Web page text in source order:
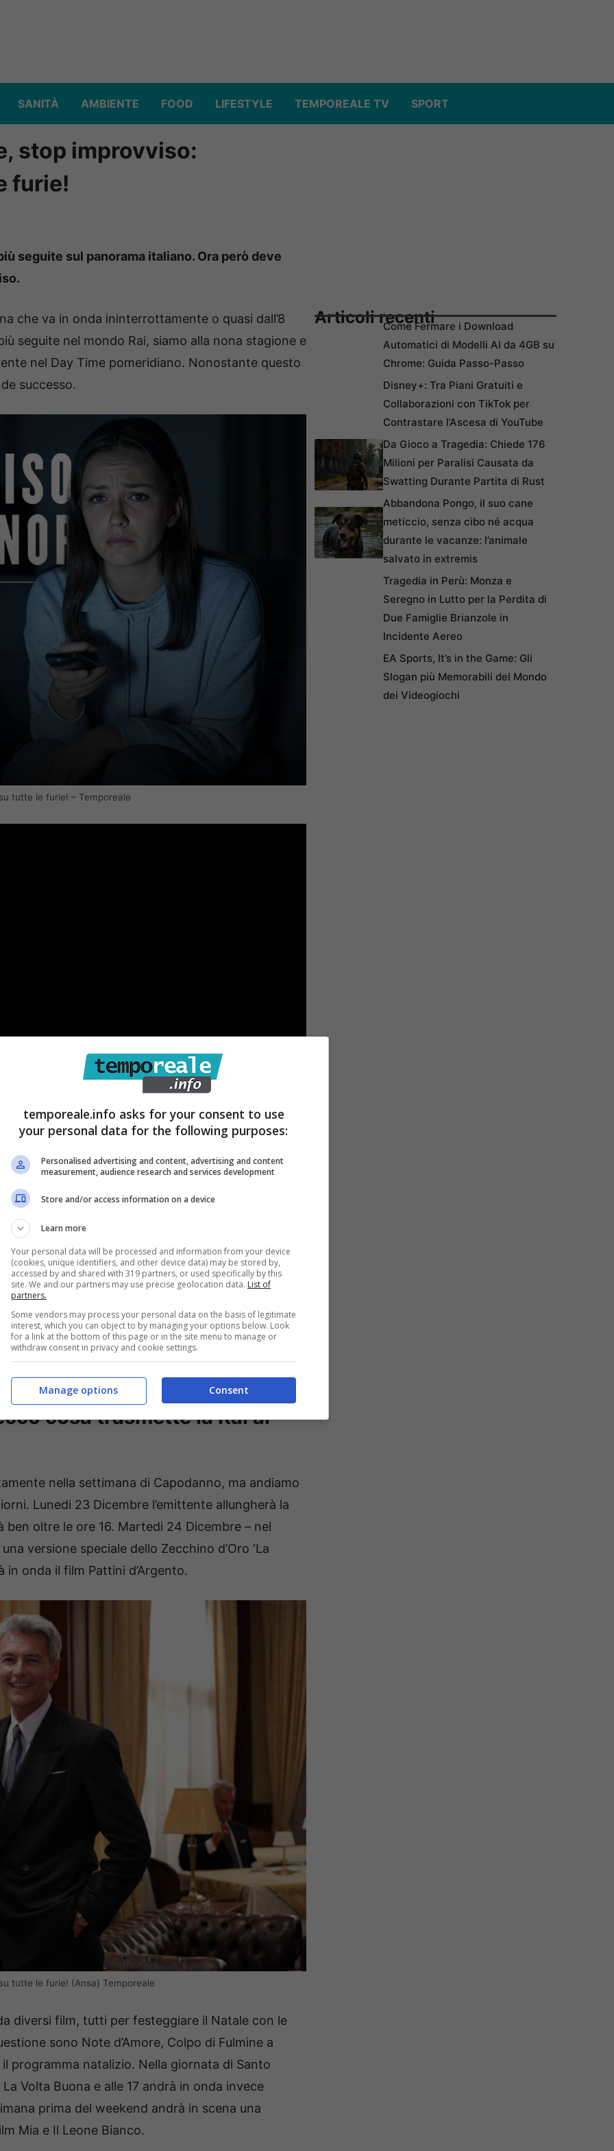
SANITÀ AMBIENTE FOOD LIFESTYLE TEMPOREALE TV SPORT
stop improvviso:
furie!
seguite sul panorama italiano. Ora però deve
che va in onda ininterrottamente o quasi dall’8
seguite nel mondo Rai, siamo alla nona stagione e
nel Day Time pomeridiano. Nonostante questo
successo.
tutte le furie! – Temporeale
serie devono fare i conti con una pesante batosta
Avete capito bene, si ferma ma il motivo
va avanti e funziona alla grande ma
La Rai ha deciso di mandare in onda in questo
natalizio.
palinsesto Endless Love e Beautiful (magari
dice stop alla sua serie di punta nel Prime
puntualmente ogni giorno alle ore 16 –si
27 Dicembre. Andiamo a vedere cosa
di questi giorni.
cosa trasmette la Rai al
nella settimana di Capodanno, ma andiamo
Lunedi 23 Dicembre l’emittente allungherà la
oltre le ore 16. Martedi 24 Dicembre – nel
versione speciale dello Zecchino d’Oro ‘La
in onda il film Pattini d’Argento.
tutte le furie! (Ansa) Temporeale
diversi film, tutti per festeggiare il Natale con le
sono Note d’Amore, Colpo di Fulmine a
programma natalizio. Nella giornata di Santo
Volta Buona e alle 17 andrà in onda invece
prima del weekend andrà in scena una
Mia e Il Leone Bianco.
Articoli recentiCome Fermare i Download
Automatici di Modelli AI da 4GB su
Chrome: Guida Passo-Passo
Disney+: Tra Piani Gratuiti e
Collaborazioni con TikTok per
Contrastare l’Ascesa di YouTube
Da Gioco a Tragedia: Chiede 176
Milioni per Paralisi Causata da
Swatting Durante Partita di Rust
Abbandona Pongo, il suo cane
meticcio, senza cibo né acqua
durante le vacanze: l’animale
salvato in extremis
Tragedia in Perù: Monza e
Seregno in Lutto per la Perdita di
Due Famiglie Brianzole in
Incidente Aereo
EA Sports, It’s in the Game: Gli
Slogan più Memorabili del Mondo
dei Videogiochi
temporeale.info asks for your consent to use
your personal data for the following purposes:
Personalised advertising and content, advertising and content
measurement, audience research and services development
Store and/or access information on a device
Learn more
Your personal data will be processed and information from your device
(cookies, unique identifiers, and other device data) may be stored by,
accessed by and shared with 319 partners, or used specifically by this
site. We and our partners may use precise geolocation data. List of
partners.
Some vendors may process your personal data on the basis of legitimate
interest, which you can object to by managing your options below. Look
for a link at the bottom of this page or in the site menu to manage or
withdraw consent in privacy and cookie settings.
Consent
Manage options